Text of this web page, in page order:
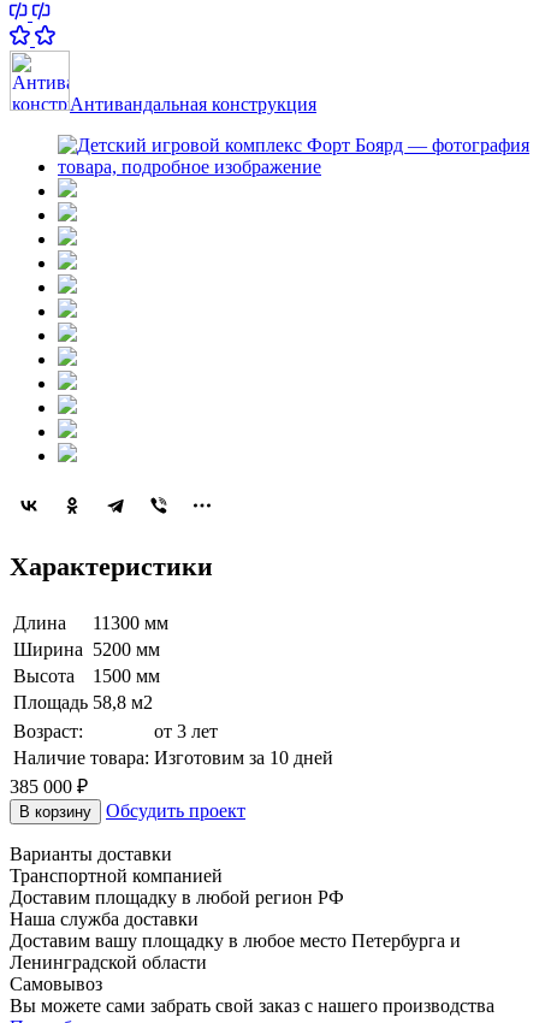
Антивандальная конструкция
Характеристики
Длина
11300 мм
Ширина 5200 мм
Высота
1500 мм
Площадь 58,8 м2
Возраст:
от 3 лет
Наличие товара: Изготовим за 10 дней
385 000 ₽
В корзину Обсудить проект
Варианты доставки
Транспортной компанией
Доставим площадку в любой регион РФ
Наша служба доставки
Доставим вашу площадку в любое место Петербурга и
Ленинградской области
Самовывоз
Вы можете сами забрать свой заказ с нашего производства